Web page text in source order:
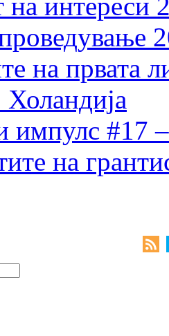
на интереси
на првата
Холандија
импулс #17
на